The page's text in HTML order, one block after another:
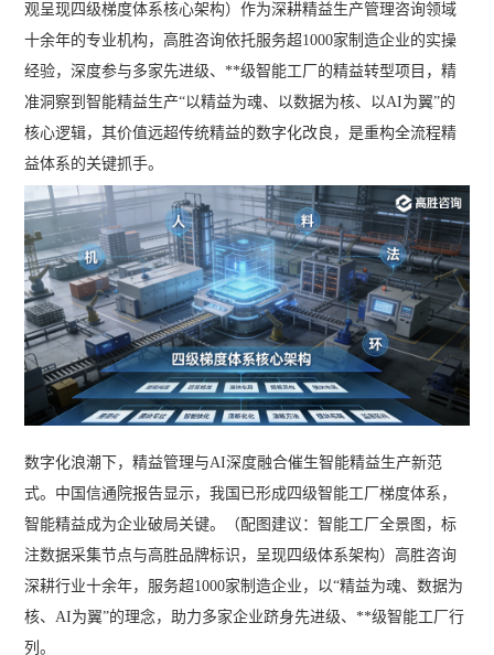
观呈现四级梯度体系核心架构）作为深耕精益生产管理咨询领域
十余年的专业机构，高胜咨询依托服务超1000家制造企业的实操
经验，深度参与多家先进级、**级智能工厂的精益转型项目，精
准洞察到智能精益生产“以精益为魂、以数据为核、以AI为翼”的
核心逻辑，其价值远超传统精益的数字化改良，是重构全流程精
益体系的关键抓手。
数字化浪潮下，精益管理与AI深度融合催生智能精益生产新范
式。中国信通院报告显示，我国已形成四级智能工厂梯度体系，
智能精益成为企业破局关键。（配图建议：智能工厂全景图，标
注数据采集节点与高胜品牌标识，呈现四级体系架构）高胜咨询
深耕行业十余年，服务超1000家制造企业，以“精益为魂、数据为
核、AI为翼”的理念，助力多家企业跻身先进级、**级智能工厂行
列。